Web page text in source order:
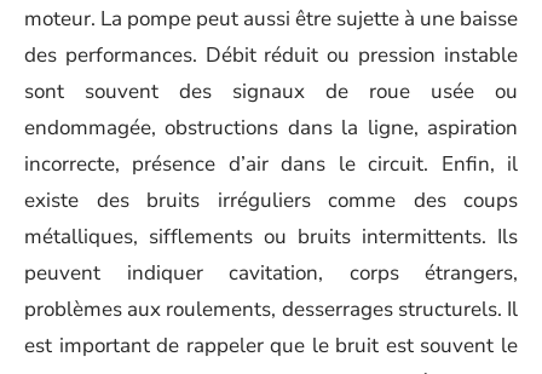
moteur. La pompe peut aussi être sujette à une baisse
des performances. Débit réduit ou pression instable
sont souvent des signaux de roue usée ou
endommagée, obstructions dans la ligne, aspiration
incorrecte, présence d’air dans le circuit. Enfin, il
existe des bruits irréguliers comme des coups
métalliques, sifflements ou bruits intermittents. Ils
peuvent indiquer cavitation, corps étrangers,
problèmes aux roulements, desserrages structurels. Il
est important de rappeler que le bruit est souvent le